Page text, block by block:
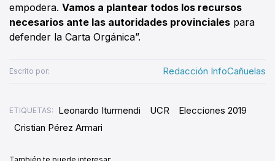
empodera. Vamos a plantear todos los recursos
necesarios ante las autoridades provinciales para
defender la Carta Orgánica”.
Escrito por: Redacción InfoCañuelas
ETIQUETAS: Leonardo Iturmendi UCR
Elecciones 2019
Cristian Pérez Armari
También te puede interesar: